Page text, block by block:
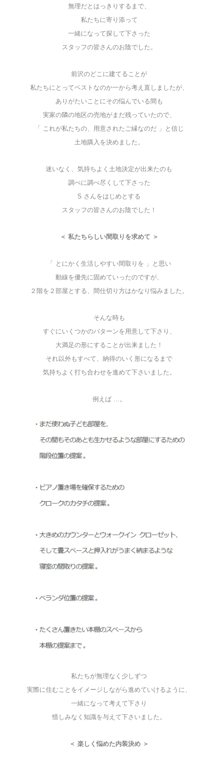
無理だとはっきりするまで、
私たちに寄り添って
一緒になって探して下さった
スタッフの皆さんのお陰でした。
前沢のどこに建てることが
私たちにとってベストなのか一から考え直しましたが、
ありがたいことにその悩んでいる間も
実家の隣の地区の売地がまだ残っていたので、
「 これが私たちの、用意されたご縁なのだ 」と信じ
土地購入を決めました。
迷いなく、気持ちよく土地決定が出来たのも
調べに調べ尽くして下さった
S さんをはじめとする
スタッフの皆さんのお陰でした！
＜ 私たちらしい間取りを求めて ＞
「 とにかく生活しやすい間取りを 」と思い
動線を優先に固めていったのですが、
２階を２部屋とする、間仕切り方はかなり悩みました。
そんな時も
すぐにいくつかのパターンを用意して下さり、
大満足の形にすることが出来ました！
それ以外もすべて、納得のいく形になるまで
気持ちよく打ち合わせを進めて下さいました。
例えば …。
私たちが無理なく少しずつ
実際に住むことをイメージしながら進めていけるように、
一緒になって考えて下さり
惜しみなく知識を与えて下さいました。
＜ 楽しく悩めた内装決め ＞